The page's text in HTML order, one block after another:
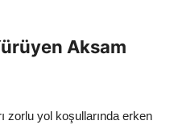
Aksam
zorlu yol koşullarında erken